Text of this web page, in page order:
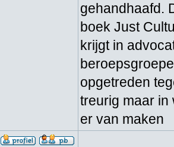
gehandhaafd.
boek Just
krijgt in
opgetreden
treurig maar in
er van maken